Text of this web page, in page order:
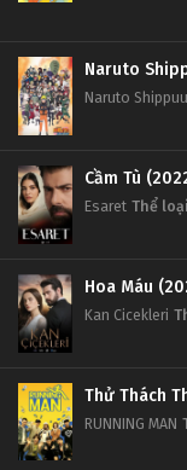
Naruto
Naruto
Cầm Tù
Esaret Thể loại
Hoa Máu
Kan Cicekleri
Thử Thách
RUNNING MAN